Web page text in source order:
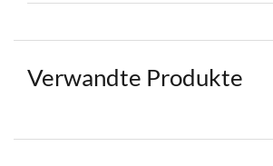
Verwandte Produkte